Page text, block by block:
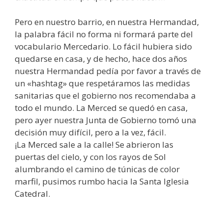
Pero en nuestro barrio, en nuestra Hermandad,
la palabra fácil no forma ni formará parte del
vocabulario Mercedario. Lo fácil hubiera sido
quedarse en casa, y de hecho, hace dos años
nuestra Hermandad pedía por favor a través de
un «hashtag» que respetáramos las medidas
sanitarias que el gobierno nos recomendaba a
todo el mundo. La Merced se quedó en casa,
pero ayer nuestra Junta de Gobierno tomó una
decisión muy difícil, pero a la vez, fácil.
¡La Merced sale a la calle! Se abrieron las
puertas del cielo, y con los rayos de Sol
alumbrando el camino de túnicas de color
marfil, pusimos rumbo hacia la Santa Iglesia
Catedral.